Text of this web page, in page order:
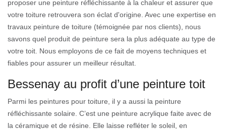
proposer une peinture réfléchissante à la chaleur et assurer que
votre toiture retrouvera son éclat d'origine. Avec une expertise en
travaux peinture de toiture (témoignée par nos clients), nous
savons quel produit de peinture sera la plus adéquate au type de
votre toit. Nous employons de ce fait de moyens techniques et
fiables pour assurer un meilleur résultat.
Bessenay au profit d’une peinture toit
Parmi les peintures pour toiture, il y a aussi la peinture
réfléchissante solaire. C’est une peinture acrylique faite avec de
la céramique et de résine. Elle laisse refléter le soleil, en